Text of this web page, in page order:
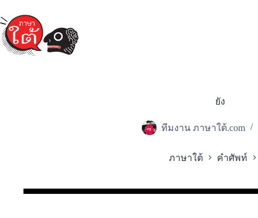
to
content
ยัง
ทีมงาน ภาษาใต้.com
ภาษาใต้ คำศัพท์